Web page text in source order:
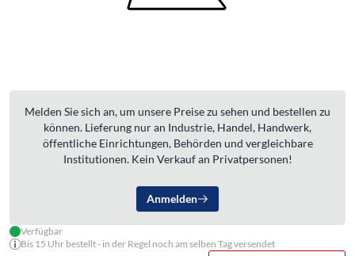
Melden Sie sich an, um unsere Preise zu sehen und bestellen zu
können. Lieferung nur an Industrie, Handel, Handwerk,
öffentliche Einrichtungen, Behörden und vergleichbare
Institutionen. Kein Verkauf an Privatpersonen!
Anmelden
Verfügbar
Bis 15 Uhr bestellt - in der Regel noch am selben Tag versendet